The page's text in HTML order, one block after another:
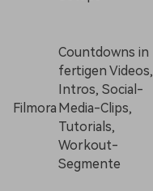
Filmora
Countdowns in
fertigen Videos,
Intros, Social-
Media-Clips,
Tutorials,
Workout-
Segmente